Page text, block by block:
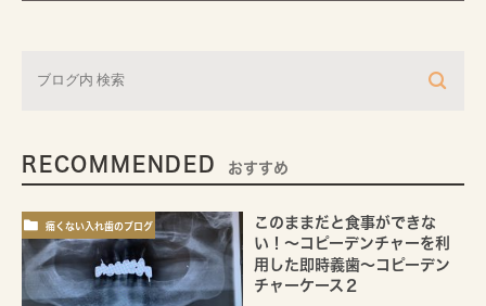
RECOMMENDED おすすめ
痛くない入れ歯のブログ
このままだと食事ができな
い！～コピーデンチャーを利
用した即時義歯～コピーデン
チャーケース２